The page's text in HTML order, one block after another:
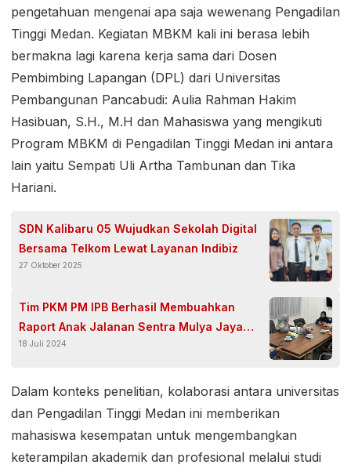
pengetahuan mengenai apa saja wewenang Pengadilan
Tinggi Medan. Kegiatan MBKM kali ini berasa lebih
bermakna lagi karena kerja sama dari Dosen
Pembimbing Lapangan (DPL) dari Universitas
Pembangunan Pancabudi: Aulia Rahman Hakim
Hasibuan, S.H., M.H dan Mahasiswa yang mengikuti
Program MBKM di Pengadilan Tinggi Medan ini antara
lain yaitu Sempati Uli Artha Tambunan dan Tika
Hariani.
SDN Kalibaru 05 Wujudkan Sekolah Digital
Bersama Telkom Lewat Layanan Indibiz
27 Oktober 2025
Tim PKM PM IPB Berhasil Membuahkan
Raport Anak Jalanan Sentra Mulya Jaya
Meningkat melalui Penanaman Growth
18 Juli 2024
Dalam konteks penelitian, kolaborasi antara universitas
dan Pengadilan Tinggi Medan ini memberikan
mahasiswa kesempatan untuk mengembangkan
keterampilan akademik dan profesional melalui studi